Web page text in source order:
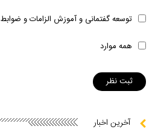
توسعه گفتمانی و آموزش الزامات و ضوابط
همه موارد
آخرین اخبار